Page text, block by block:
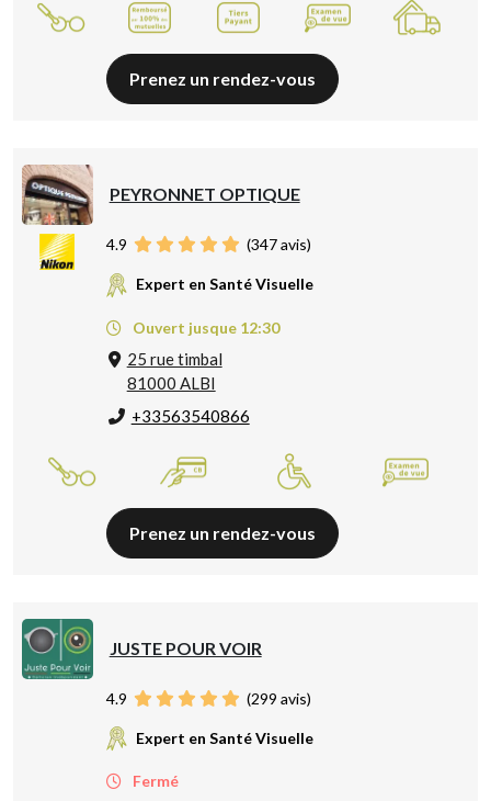
Prenez un rendez-vous
PEYRONNET OPTIQUE
4.9 (347avis)
Expert en Santé Visuelle
Ouvert jusque 12:30
25 rue timbal
81000 ALBI
+33563540866
Prenez un rendez-vous
JUSTE POUR VOIR
4.9 (299 avis)
Expert en Santé Visuelle
Fermé